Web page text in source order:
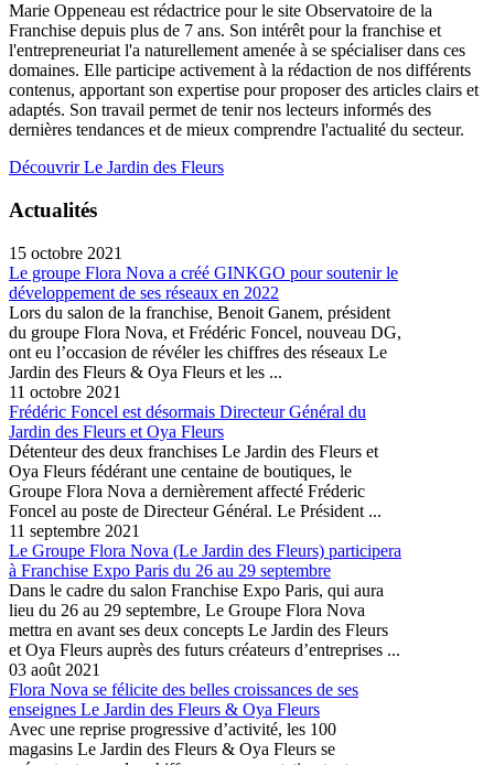
Marie Oppeneau est rédactrice pour le site Observatoire de la
Franchise depuis plus de 7 ans. Son intérêt pour la franchise et
l'entrepreneuriat l'a naturellement amenée à se spécialiser dans ces
domaines. Elle participe activement à la rédaction de nos différents
contenus, apportant son expertise pour proposer des articles clairs et
adaptés. Son travail permet de tenir nos lecteurs informés des
dernières tendances et de mieux comprendre l'actualité du secteur.
Découvrir Le Jardin des Fleurs
Actualités
15 octobre 2021
Le groupe Flora Nova a créé GINKGO pour soutenir le
développement de ses réseaux en 2022
Lors du salon de la franchise, Benoit Ganem, président
du groupe Flora Nova, et Frédéric Foncel, nouveau DG,
ont eu l’occasion de révéler les chiffres des réseaux Le
Jardin des Fleurs & Oya Fleurs et les ...
11 octobre 2021
Frédéric Foncel est désormais Directeur Général du
Jardin des Fleurs et Oya Fleurs
Détenteur des deux franchises Le Jardin des Fleurs et
Oya Fleurs fédérant une centaine de boutiques, le
Groupe Flora Nova a dernièrement affecté Fréderic
Foncel au poste de Directeur Général. Le Président ...
11 septembre 2021
Le Groupe Flora Nova (Le Jardin des Fleurs) participera
à Franchise Expo Paris du 26 au 29 septembre
Dans le cadre du salon Franchise Expo Paris, qui aura
lieu du 26 au 29 septembre, Le Groupe Flora Nova
mettra en avant ses deux concepts Le Jardin des Fleurs
et Oya Fleurs auprès des futurs créateurs d’entreprises ...
03 août 2021
Flora Nova se félicite des belles croissances de ses
enseignes Le Jardin des Fleurs & Oya Fleurs
Avec une reprise progressive d’activité, les 100
magasins Le Jardin des Fleurs & Oya Fleurs se